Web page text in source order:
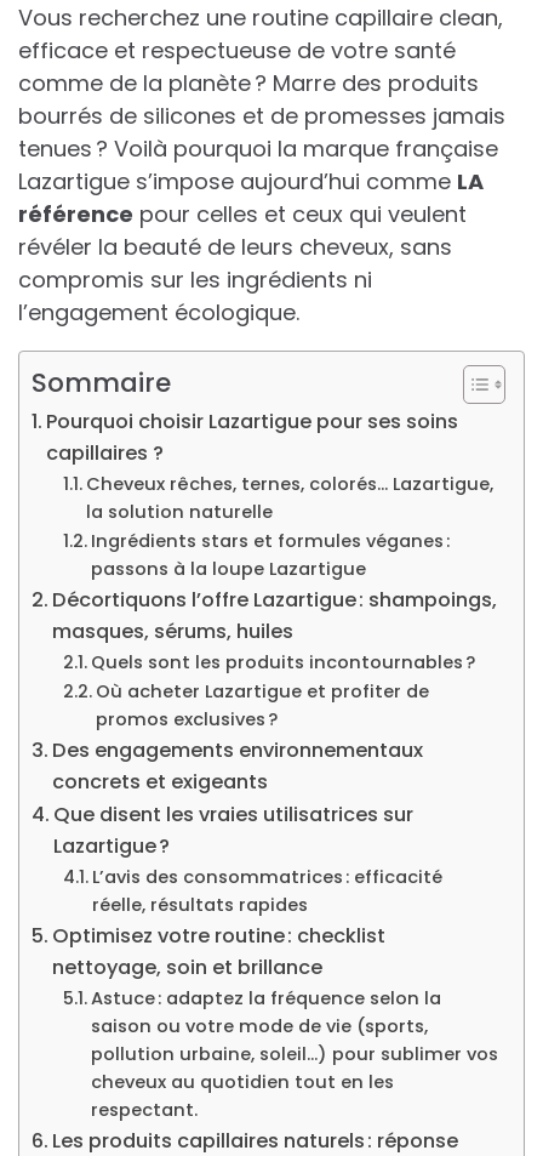
Vous recherchez une routine capillaire clean,
efficace et respectueuse de votre santé
comme de la planète ? Marre des produits
bourrés de silicones et de promesses jamais
tenues ? Voilà pourquoi la marque française
Lazartigue s’impose aujourd’hui comme LA
référence pour celles et ceux qui veulent
révéler la beauté de leurs cheveux, sans
compromis sur les ingrédients ni
l’engagement écologique.
Sommaire
Pourquoi choisir Lazartigue pour ses soins
capillaires ?
Cheveux rêches, ternes, colorés… Lazartigue,
la solution naturelle
Ingrédients stars et formules véganes :
passons à la loupe Lazartigue
Décortiquons l’offre Lazartigue : shampoings,
masques, sérums, huiles
Quels sont les produits incontournables ?
Où acheter Lazartigue et profiter de
promos exclusives ?
Des engagements environnementaux
concrets et exigeants
Que disent les vraies utilisatrices sur
Lazartigue ?
L’avis des consommatrices : efficacité
réelle, résultats rapides
Optimisez votre routine : checklist
nettoyage, soin et brillance
Astuce : adaptez la fréquence selon la
saison ou votre mode de vie (sports,
pollution urbaine, soleil…) pour sublimer vos
cheveux au quotidien tout en les
respectant.
Les produits capillaires naturels : réponse